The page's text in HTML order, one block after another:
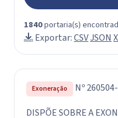
1840portaria(s)
Exportar:CSVJSON
Exoneração Nº
DISPÕE SOBRE A